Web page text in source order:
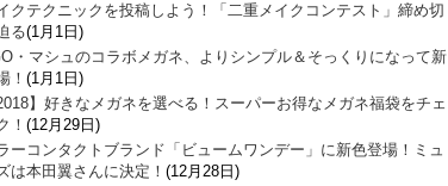
クテクニックを投稿しよう！「二重メイクコンテスト」締め切
る(1月1日)
・マシュのコラボメガネ、よりシンプル＆そっくりになって新
！ (1月1日)
2018】好きなメガネを選べる！スーパーお得なメガネ福袋をチェ
！ (12月29日)
ーコンタクトブランド「ビュームワンデー」に新色登場！ミュ
は本田翼さんに決定！ (12月28日)